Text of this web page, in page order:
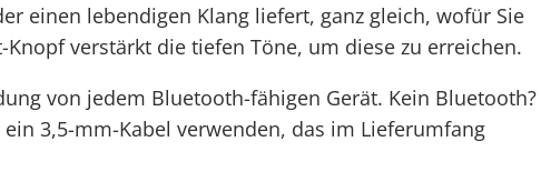
einen lebendigen Klang liefert, ganz gleich, wofür Sie
verstärkt die tiefen Töne, um diese zu erreichen.
von jedem Bluetooth-fähigen Gerät. Kein Bluetooth?
3,5-mm-Kabel verwenden, das im Lieferumfang